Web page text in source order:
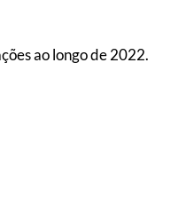
ao longo de 2022.